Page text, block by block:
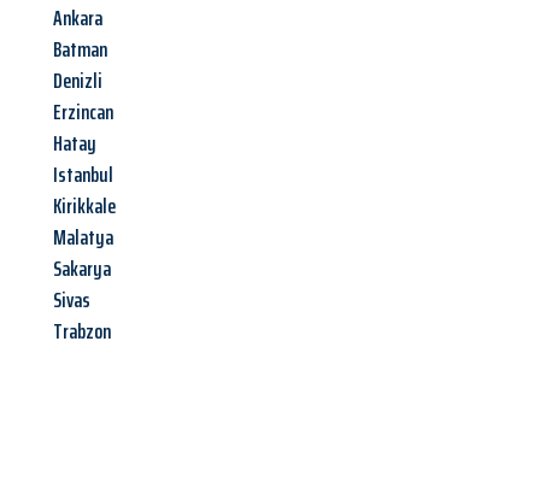
Ankara
Batman
Denizli
Erzincan
Hatay
Istanbul
Kirikkale
Malatya
Sakarya
Sivas
Trabzon